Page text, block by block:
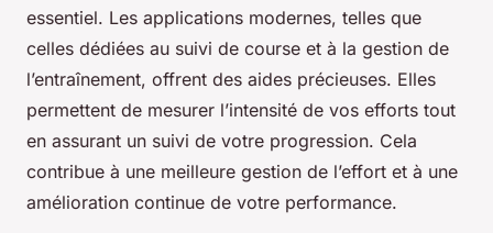
essentiel. Les applications modernes, telles que
celles dédiées au suivi de course et à la gestion de
l’entraînement, offrent des aides précieuses. Elles
permettent de mesurer l’intensité de vos efforts tout
en assurant un suivi de votre progression. Cela
contribue à une meilleure gestion de l’effort et à une
amélioration continue de votre performance.